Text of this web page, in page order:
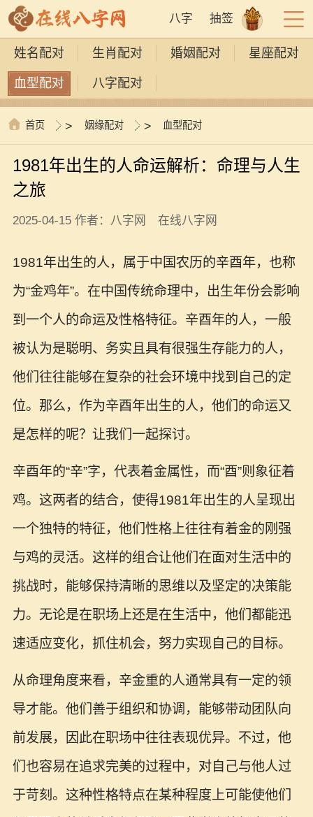
八字 抽签
姓名配对 生肖配对 婚姻配对 星座配对
血型配对 八字配对
首页 > 姻缘配对 > 血型配对
1981年出生的人命运解析：命理与人生
之旅
2025-04-15 作者：八字网 在线八字网
1981年出生的人，属于中国农历的辛酉年，也称
为“金鸡年”。在中国传统命理中，出生年份会影响
到一个人的命运及性格特征。辛酉年的人，一般
被认为是聪明、务实且具有很强生存能力的人，
他们往往能够在复杂的社会环境中找到自己的定
位。那么，作为辛酉年出生的人，他们的命运又
是怎样的呢？让我们一起探讨。
辛酉年的“辛”字，代表着金属性，而“酉”则象征着
鸡。这两者的结合，使得1981年出生的人呈现出
一个独特的特征，他们性格上往往有着金的刚强
与鸡的灵活。这样的组合让他们在面对生活中的
挑战时，能够保持清晰的思维以及坚定的决策能
力。无论是在职场上还是在生活中，他们都能迅
速适应变化，抓住机会，努力实现自己的目标。
从命理角度来看，辛金重的人通常具有一定的领
导才能。他们善于组织和协调，能够带动团队向
前发展，因此在职场中往往表现优异。不过，他
们也容易在追求完美的过程中，对自己与他人过
于苛刻。这种性格特点在某种程度上可能使他们